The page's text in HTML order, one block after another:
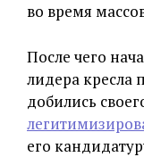
во время
После чего
лидера кресла
добились
его